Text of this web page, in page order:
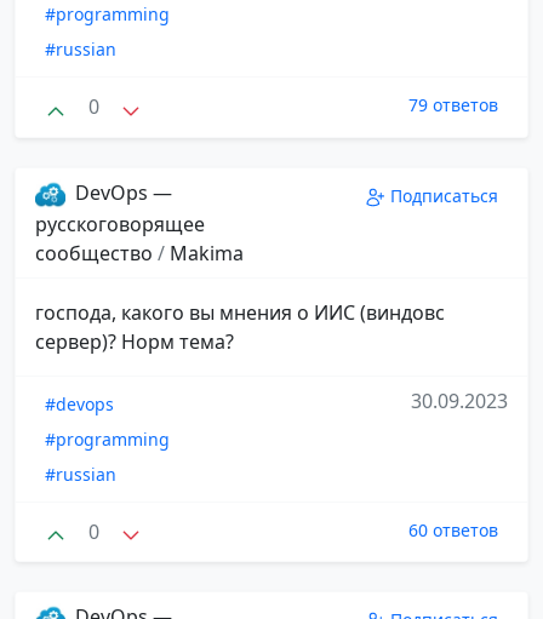
#programming
#russian
0 79 ответов
DevOps —
русскоговорящее
сообщество / Makima
Подписаться
господа, какого вы мнения о ИИС (виндовс
сервер)? Норм тема?
#devops
#programming
#russian
30.09.2023
0 60 ответов